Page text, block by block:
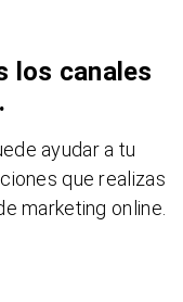
los canales
ayudar a tu
que realizas
marketing online.